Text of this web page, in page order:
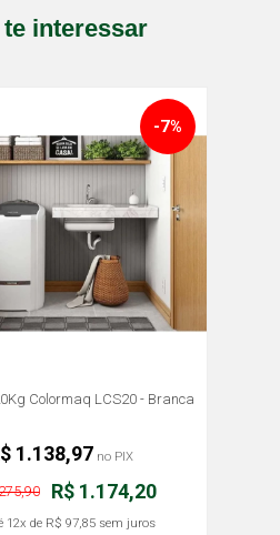
interessar
Colormaq LCS20 - Branca
-7%
R$ 1.174,20
12x de R$ 97,85 sem juros
1.138,97 no PIX